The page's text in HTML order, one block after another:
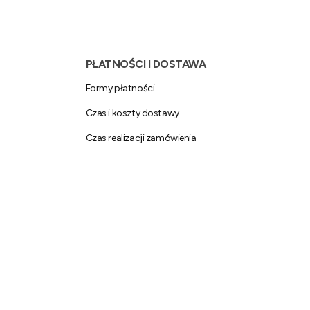
PŁATNOŚCI I DOSTAWA
Formy płatności
Czas i koszty dostawy
Czas realizacji zamówienia